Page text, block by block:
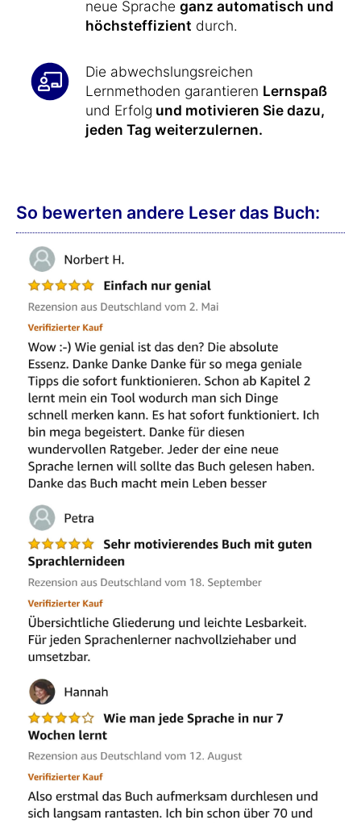
neue Sprache ganz automatisch und
höchsteffizient durch.
Die abwechslungsreichen
Lernmethoden garantieren Lernspaß
und Erfolg und motivieren Sie dazu,
jeden Tag weiterzulernen.
So bewerten andere Leser das Buch: